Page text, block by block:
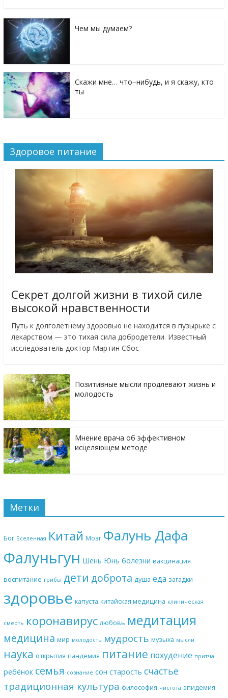
Чем мы думаем?
Скажи мне… что–нибудь, и я скажу, кто
ты
Здоровое питание
Секрет долгой жизни в тихой силе
высокой нравственности
Путь к долголетнему здоровью не находится в пузырьке с
лекарством — это тихая сила добродетели. Известный
исследователь доктор Мартин Сбос
Позитивные мысли продлевают жизнь и
молодость
Мнение врача об эффективном
исцеляющем методе
Метки
Бог Вселенная Китай Мозг Фалунь Дафа
Фалуньгун Шень Юнь болезни вакцинация
воспитание грибы дети доброта душа еда загадки
здоровье капуста китайская медицина клиническая
смерть коронавирус любовь медитация
медицина мир молодость мудрость музыка мысли
наука открытия пандемия питание похудение притча
ребёнок семья сознание сон старость счастье
традиционная культура философия чистота эпидемия